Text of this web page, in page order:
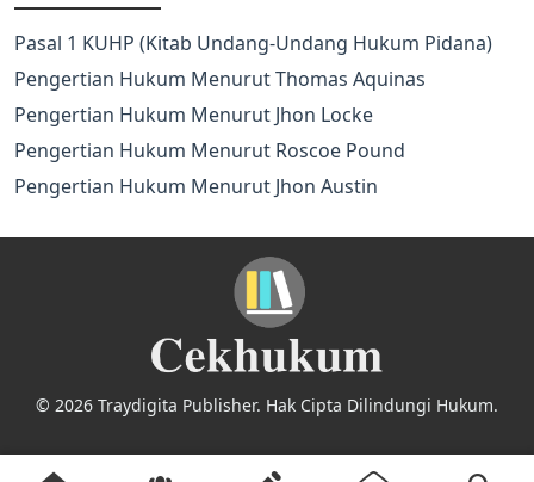
Pasal 1 KUHP (Kitab Undang-Undang Hukum Pidana)
Pengertian Hukum Menurut Thomas Aquinas
Pengertian Hukum Menurut Jhon Locke
Pengertian Hukum Menurut Roscoe Pound
Pengertian Hukum Menurut Jhon Austin
© 2026 Traydigita Publisher. Hak Cipta Dilindungi Hukum.